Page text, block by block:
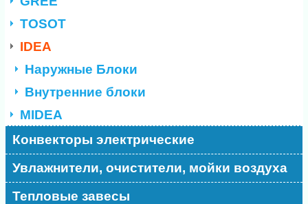
TOSOT
IDEA
Наружные Блоки
Внутренние блоки
MIDEA
Конвекторы электрические
Увлажнители, очистители, мойки воздуха
Тепловые завесы